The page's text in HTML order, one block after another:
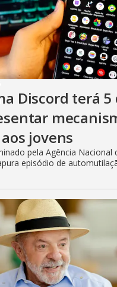
Discord terá 5
jovens
pela Agência Nacional
episódio de